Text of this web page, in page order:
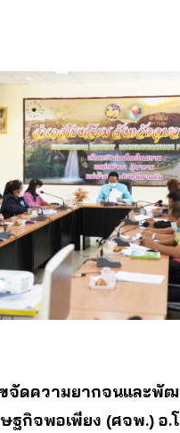
จัดความยากจนและพั
ฐกิจพอเพียง (ศจพ.) อ.โ